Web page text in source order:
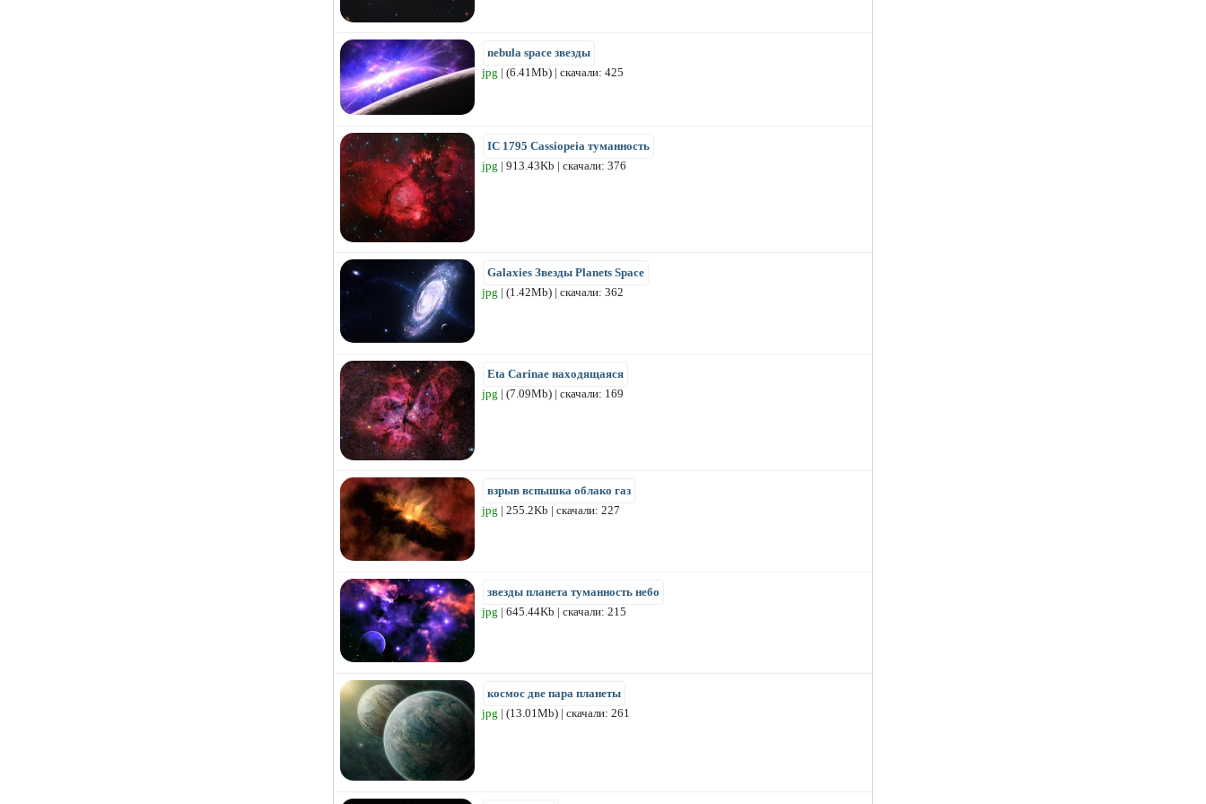
nebula space звезды
jpg | (6.41Mb) | скачали: 425
IC 1795 Cassiopeia туманность
jpg | 913.43Kb | скачали: 376
Galaxies Звезды Planets Space
jpg | (1.42Mb) | скачали: 362
Eta Carinae находящаяся
jpg | (7.09Mb) | скачали: 169
взрыв вспышка облако газ
jpg | 255.2Kb | скачали: 227
звезды планета туманность небо
jpg | 645.44Kb | скачали: 215
космос две пара планеты
jpg | (13.01Mb) | скачали: 261